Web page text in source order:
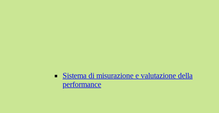
Sistema di misurazione e valutazione della
performance